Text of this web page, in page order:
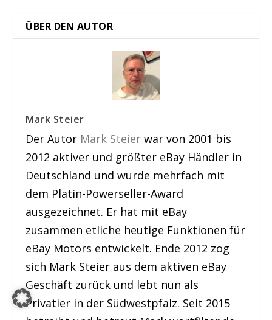
ÜBER DEN AUTOR
Mark Steier
Der Autor Mark Steier war von 2001 bis
2012 aktiver und größter eBay Händler in
Deutschland und wurde mehrfach mit
dem Platin-Powerseller-Award
ausgezeichnet. Er hat mit eBay
zusammen etliche heutige Funktionen für
eBay Motors entwickelt. Ende 2012 zog
sich Mark Steier aus dem aktiven eBay
Geschäft zurück und lebt nun als
Privatier in der Südwestpfalz. Seit 2015